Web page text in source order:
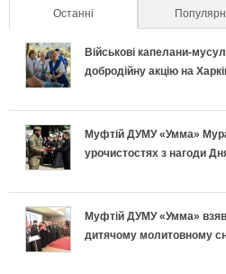
Останні (активна вкладка)
Військові капелани-
добродійну акцію на
Муфтій ДУМУ «Умма»
урочистостях з нагоди
Муфтій ДУМУ «Умма»
дитячому молитовному